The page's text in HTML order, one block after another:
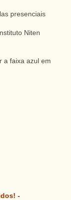
presenciais
Niten
a faixa azul em
-